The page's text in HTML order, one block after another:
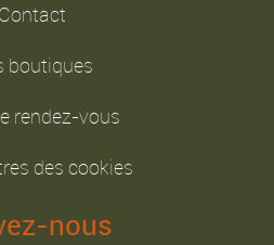
Contact
boutiques
rendez-vous
des cookies
nous